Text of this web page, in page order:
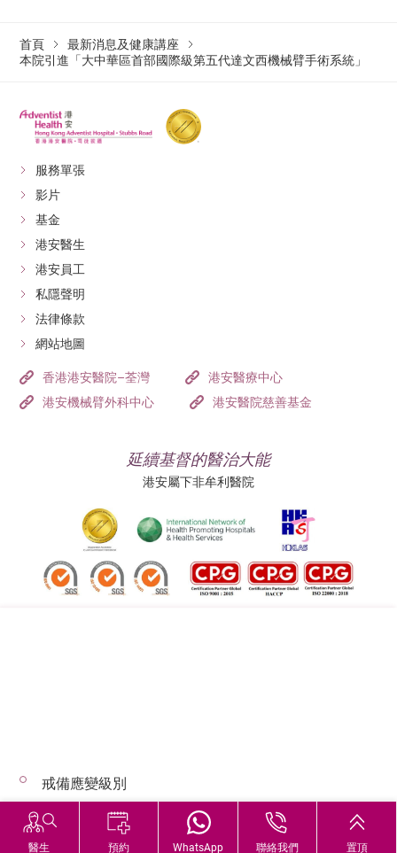
醫生 預約 WhatsApp 聯絡我們 置頂
首頁
最新消息及健康講座
本院引進「大中華區首部國際級第五代達文西機械臂手術系統」
服務單張
影片
基金
港安醫生
港安員工
私隱聲明
法律條款
網站地圖
香港港安醫院–荃灣
港安醫療中心
港安機械臂外科中心
港安醫院慈善基金
延續基督的醫治大能
港安屬下非牟利醫院
© 2026 版權所有 © 港安醫療 保留一切權利
戒備應變級別
惡劣天氣下的診症安排